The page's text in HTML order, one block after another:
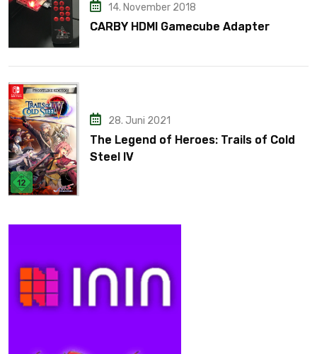
14. November 2018
CARBY HDMI Gamecube Adapter
28. Juni 2021
The Legend of Heroes: Trails of Cold
Steel IV